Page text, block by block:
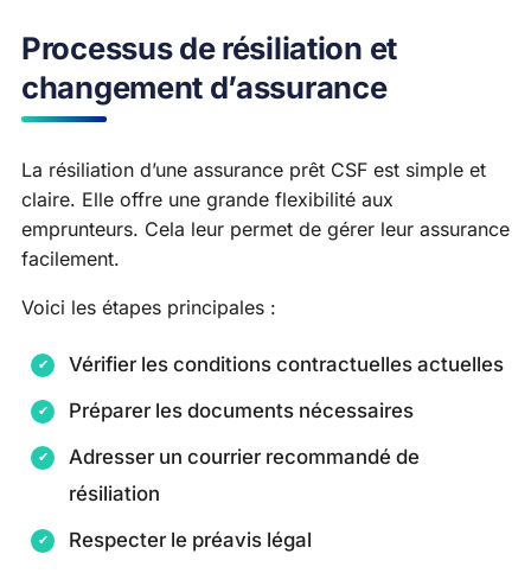
Processus de résiliation et
changement d’assurance
La résiliation d’une assurance prêt CSF est simple et
claire. Elle offre une grande flexibilité aux
emprunteurs. Cela leur permet de gérer leur assurance
facilement.
Voici les étapes principales :
Vérifier les conditions contractuelles actuelles
Préparer les documents nécessaires
Adresser un courrier recommandé de
résiliation
Respecter le préavis légal